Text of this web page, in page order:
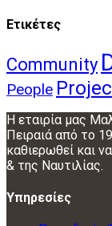
Ετικέτες
Community
People
Η εταιρία μας
Πειραιά από το
καθιερωθεί και
& της Ναυτιλίας.
Υπηρεσίες